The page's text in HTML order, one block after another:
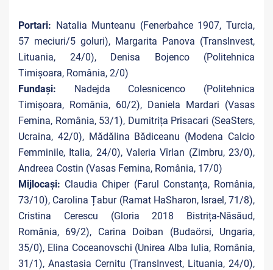
Portari: Natalia Munteanu (Fenerbahce 1907, Turcia,
57 meciuri/5 goluri), Margarita Panova (TransInvest,
Lituania, 24/0), Denisa Bojenco (Politehnica
Timișoara, România, 2/0)
Fundași: Nadejda Colesnicenco (Politehnica
Timișoara, România, 60/2), Daniela Mardari (Vasas
Femina, România, 53/1), Dumitrița Prisacari (SeaSters,
Ucraina, 42/0), Mădălina Bădiceanu (Modena Calcio
Femminile, Italia, 24/0), Valeria Vîrlan (Zimbru, 23/0),
Andreea Costin (Vasas Femina, România, 17/0)
Mijlocași: Claudia Chiper (Farul Constanța, România,
73/10), Carolina Țabur (Ramat HaSharon, Israel, 71/8),
Cristina Cerescu (Gloria 2018 Bistrița-Năsăud,
România, 69/2), Carina Doiban (Budaörsi, Ungaria,
35/0), Elina Coceanovschi (Unirea Alba Iulia, România,
31/1), Anastasia Cernitu (TransInvest, Lituania, 24/0),